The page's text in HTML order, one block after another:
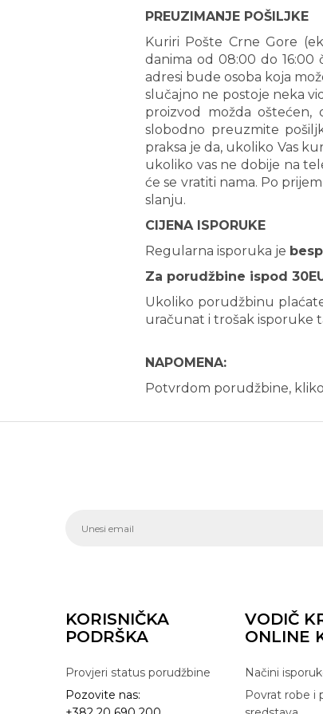
PREUZIMANJE POŠILJKE
Kuriri Pošte Crne Gore
danima od 08:00 do 16:00
adresi bude osoba koja
slučajno ne postoje neka
proizvod možda oštećen,
slobodno preuzmite
praksa je da, ukoliko Vas
ukoliko vas ne dobije na
će se vratiti nama. Po
slanju.
CIJENA ISPORUKE
Regularna isporuka je
Za porudžbine ispod
Ukoliko porudžbinu
uračunat i trošak isporuke
NAPOMENA:
Potvrdom porudžbine,
KORISNIČKA
PODRŠKA
Provjeri status porudžbine
Pozovite nas:
VODIČ
ONLINE
Načini
Povrat robe i